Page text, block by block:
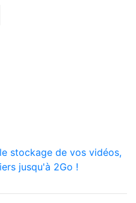
stockage de vos vidéos,
jusqu'à 2Go !